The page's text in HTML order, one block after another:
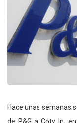
Hace unas semanas
de P&G a Coty In,